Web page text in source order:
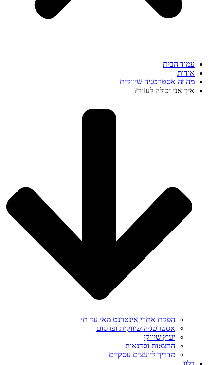
עמוד הבית
אודות
מה זה אסטרטגיה שיווקית
איך אני יכולה לעזור?
הפקת אתרי אינטרנט מא׳ עד ת׳
אסטרטגיה שיווקית ופרסום
יעוץ שיווקי
הרצאות וסדנאות
מדריך ליועצים עסקיים
בלוג